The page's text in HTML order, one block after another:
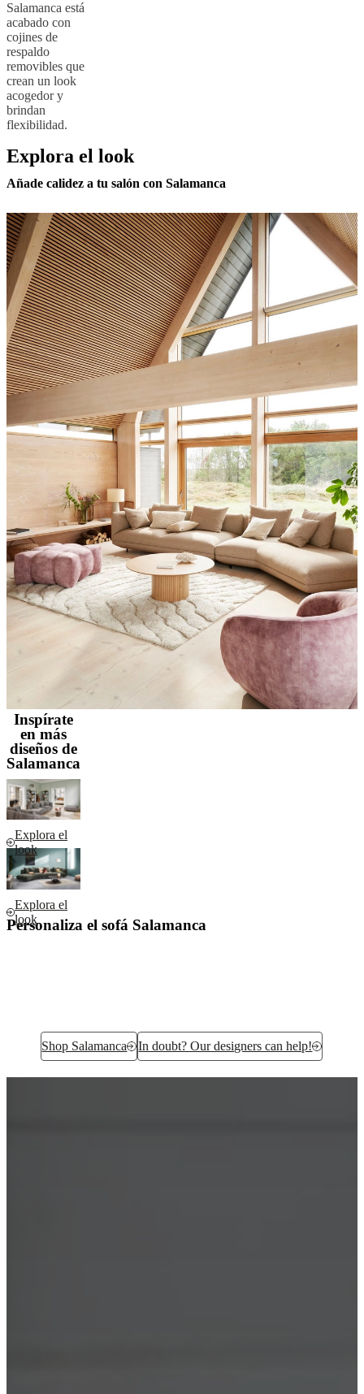
Salamanca está
acabado con
cojines de
respaldo
removibles que
crean un look
acogedor y
brindan
flexibilidad.
Explora el look
Añade calidez a tu salón con Salamanca
Inspírate
en más
diseños de
Salamanca
Explora el
look
Explora el
look
Personaliza el sofá Salamanca
Shop Salamanca In doubt? Our designers can help!